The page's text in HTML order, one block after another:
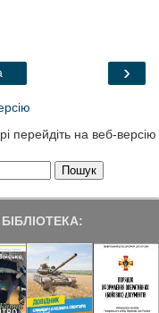
›
перейдіть на веб-версію